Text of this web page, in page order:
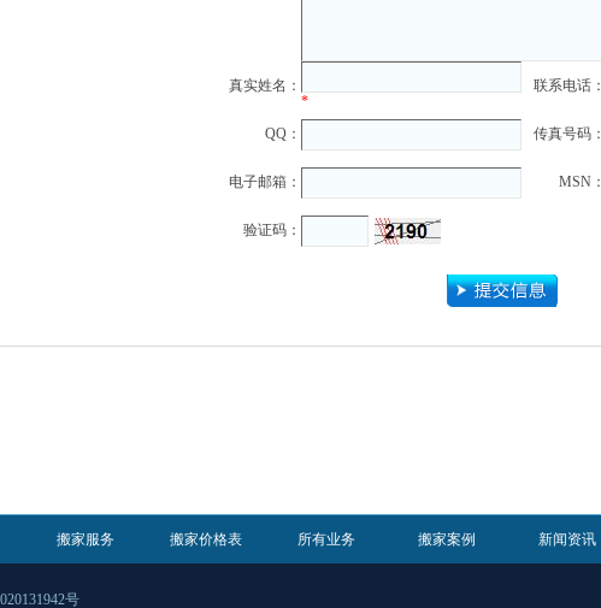
真实姓名：
*
联系电话：
QQ： 传真号码：
电子邮箱： MSN：
验证码：
搬家服务 搬家价格表 所有业务 搬家案例 新闻资讯
号